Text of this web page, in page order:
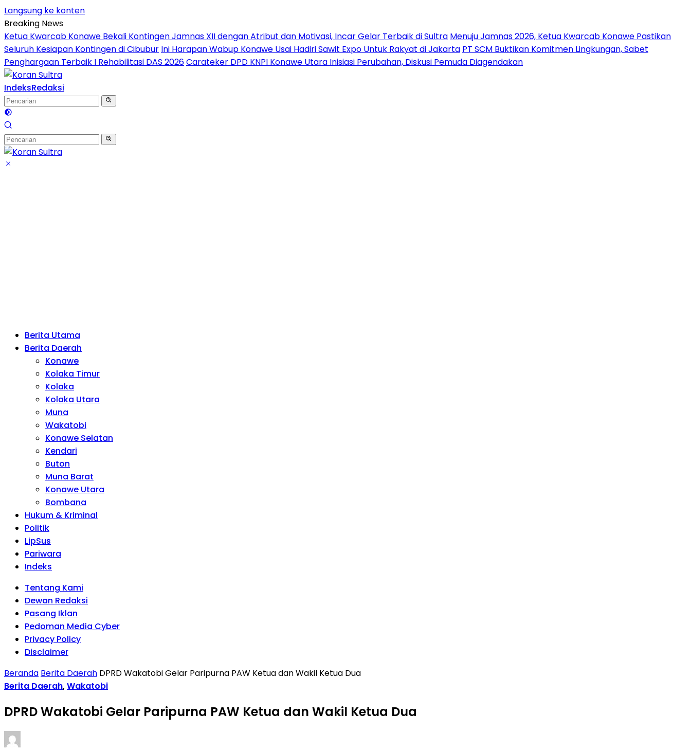
Langsung ke konten
Breaking News
Ketua Kwarcab Konawe Bekali Kontingen Jamnas XII dengan Atribut dan Motivasi, Incar Gelar Terbaik di Sultra Menuju Jamnas 2026, Ketua Kwarcab Konawe Pastikan
Seluruh Kesiapan Kontingen di Cibubur Ini Harapan Wabup Konawe Usai Hadiri Sawit Expo Untuk Rakyat di Jakarta PT SCM Buktikan Komitmen Lingkungan, Sabet
Penghargaan Terbaik I Rehabilitasi DAS 2026Carateker DPD KNPI Konawe Utara Inisiasi Perubahan, Diskusi Pemuda Diagendakan
IndeksRedaksi
Berita Utama
Berita Daerah
Konawe
Kolaka Timur
Kolaka
Kolaka Utara
Muna
Wakatobi
Konawe Selatan
Kendari
Buton
Muna Barat
Konawe Utara
Bombana
Hukum & Kriminal
Politik
LipSus
Pariwara
Indeks
Tentang Kami
Dewan Redaksi
Pasang Iklan
Pedoman Media Cyber
Privacy Policy
Disclaimer
Beranda Berita Daerah DPRD Wakatobi Gelar Paripurna PAW Ketua dan Wakil Ketua Dua
Berita Daerah,Wakatobi
DPRD Wakatobi Gelar Paripurna PAW Ketua dan Wakil Ketua Dua